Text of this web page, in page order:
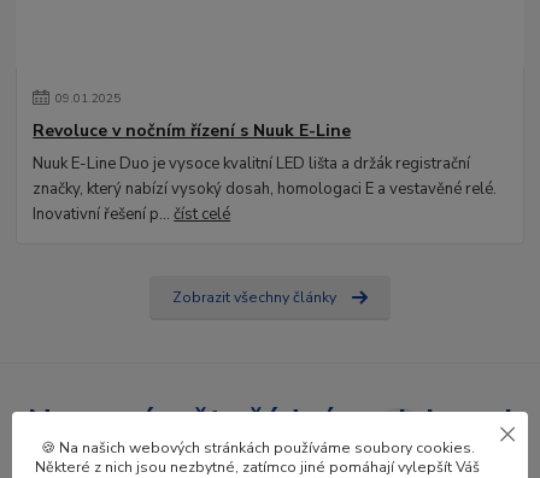
09.01.2025
Revoluce v nočním řízení s Nuuk E-Line
Nuuk E-Line Duo je vysoce kvalitní LED lišta a držák registrační
značky, který nabízí vysoký dosah, homologaci E a vestavěné relé.
Inovativní řešení p...číst celé
Zobrazit všechny články
Nepropásněte žádné novinky ani
slevy!
🍪 Na našich webových stránkách používáme soubory cookies.
Některé z nich jsou nezbytné, zatímco jiné pomáhají vylepšít Váš